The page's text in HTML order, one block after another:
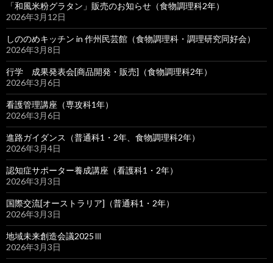
「和風米粉グラタン」販売のお知らせ（食物調理科2年）
2026年3月12日
しののめキッチン in 作州民芸館（食物調理科・調理研究同好会）
2026年3月8日
行学 成果発表会[商品開発・販売]（食物調理科2年）
2026年3月6日
看護管理講座（専攻科1年）
2026年3月6日
進路ガイダンス（普通科1・2年、食物調理科2年）
2026年3月4日
認知症サポーター養成講座（看護科1・2年）
2026年3月3日
国際交流[オーストラリア]（普通科1・2年）
2026年3月3日
地域未来創造会議2025Ⅲ
2026年3月3日